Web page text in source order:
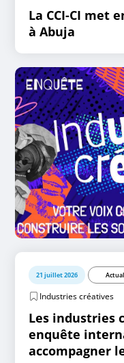
La CCI-CI met
à Abuja
21 juillet 2026
Industries créatives
Les industries
enquête
accompagner